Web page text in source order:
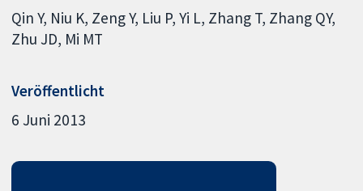
Qin Y Niu K Zeng Y Liu P Yi L Zhang T Zhang QY
Zhu JD Mi MT
Veröffentlicht
6 Juni 2013